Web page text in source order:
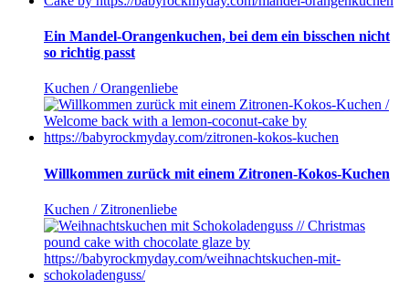
Ein Mandel-Orangenkuchen, bei dem ein bisschen nicht
so richtig passt
Kuchen / Orangenliebe
Willkommen zurück mit einem Zitronen-Kokos-Kuchen
Kuchen / Zitronenliebe